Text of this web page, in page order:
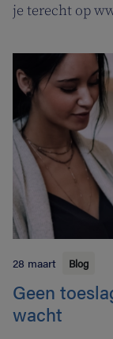
je terecht op
patiënten als
28 maart Blog
Geen
wacht